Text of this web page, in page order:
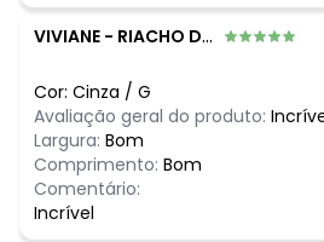
VIVIANE - RIACHO DAS ALMAS - PE
Cor: Cinza / G
Avaliação geral do produto:
Largura: Bom
Comprimento: Bom
Comentário:
Incrível